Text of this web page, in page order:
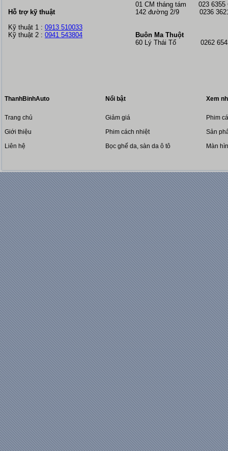
Hỗ trợ kỹ thuật
Kỹ thuật 1 : 0913 510033
Kỹ thuật 2 : 0941 543804
01 CM tháng tám 023 6355
142 đường 2/9 0236
Buôn Ma Thuột
60 Lý Thái Tổ 0262
ThanhBinhAuto
Trang chủ
Giới thiệu
Liên hệ
Nổi bật
Giảm giá
Phim cách nhiệt
Bọc ghế da, sàn da ô tô
Xem
Phim
Sản
Màn